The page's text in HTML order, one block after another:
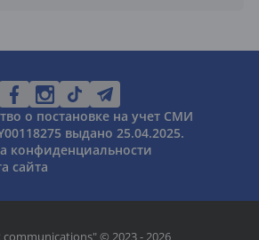
о постановке на учет СМИ
выдано 25.04.2025.
конфиденциальности
сайта
communications" © 2023 - 2026